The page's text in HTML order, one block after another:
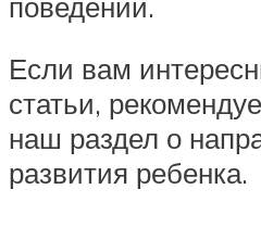
Если вам
статьи,
наш раздел о
развития ребенка.